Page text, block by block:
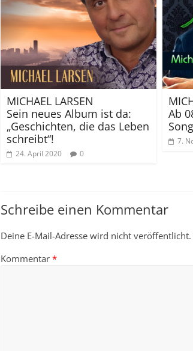
MICHAEL LARSEN
Sein neues Album ist da:
„Geschichten, die das Leben
schreibt“!
24. April 2020 0
Ab
7.
Schreibe einen Kommentar
Deine E-Mail-Adresse wird nicht veröffentlicht.
Kommentar *